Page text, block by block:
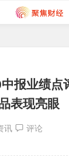
报业绩点
表现亮眼
讯 评论